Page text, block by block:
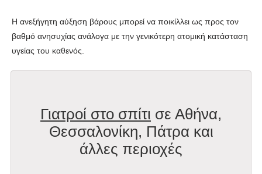
Η ανεξήγητη αύξηση βάρους μπορεί να ποικίλλει ως προς τον
βαθμό ανησυχίας ανάλογα με την γενικότερη ατομική κατάσταση
υγείας του καθενός.
Γιατροί στο σπίτι σε Αθήνα,
Θεσσαλονίκη, Πάτρα και
άλλες περιοχές